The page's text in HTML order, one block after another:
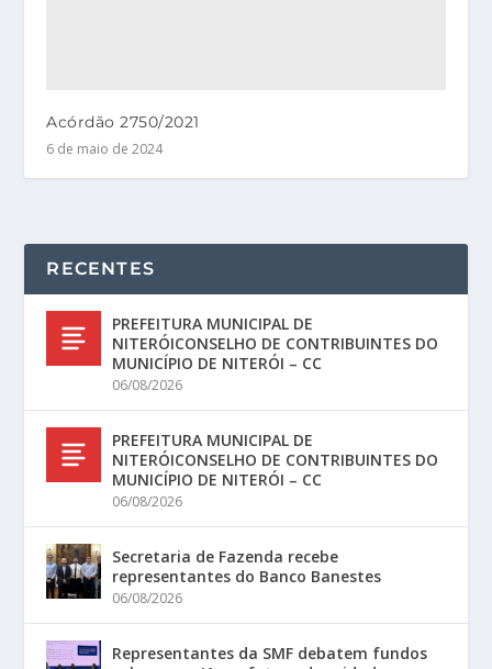
Acórdão 2750/2021
6 de maio de 2024
RECENTES
PREFEITURA MUNICIPAL DE
NITERÓICONSELHO DE CONTRIBUINTES DO
MUNICÍPIO DE NITERÓI – CC
06/08/2026
PREFEITURA MUNICIPAL DE
NITERÓICONSELHO DE CONTRIBUINTES DO
MUNICÍPIO DE NITERÓI – CC
06/08/2026
Secretaria de Fazenda recebe
representantes do Banco Banestes
06/08/2026
Representantes da SMF debatem fundos